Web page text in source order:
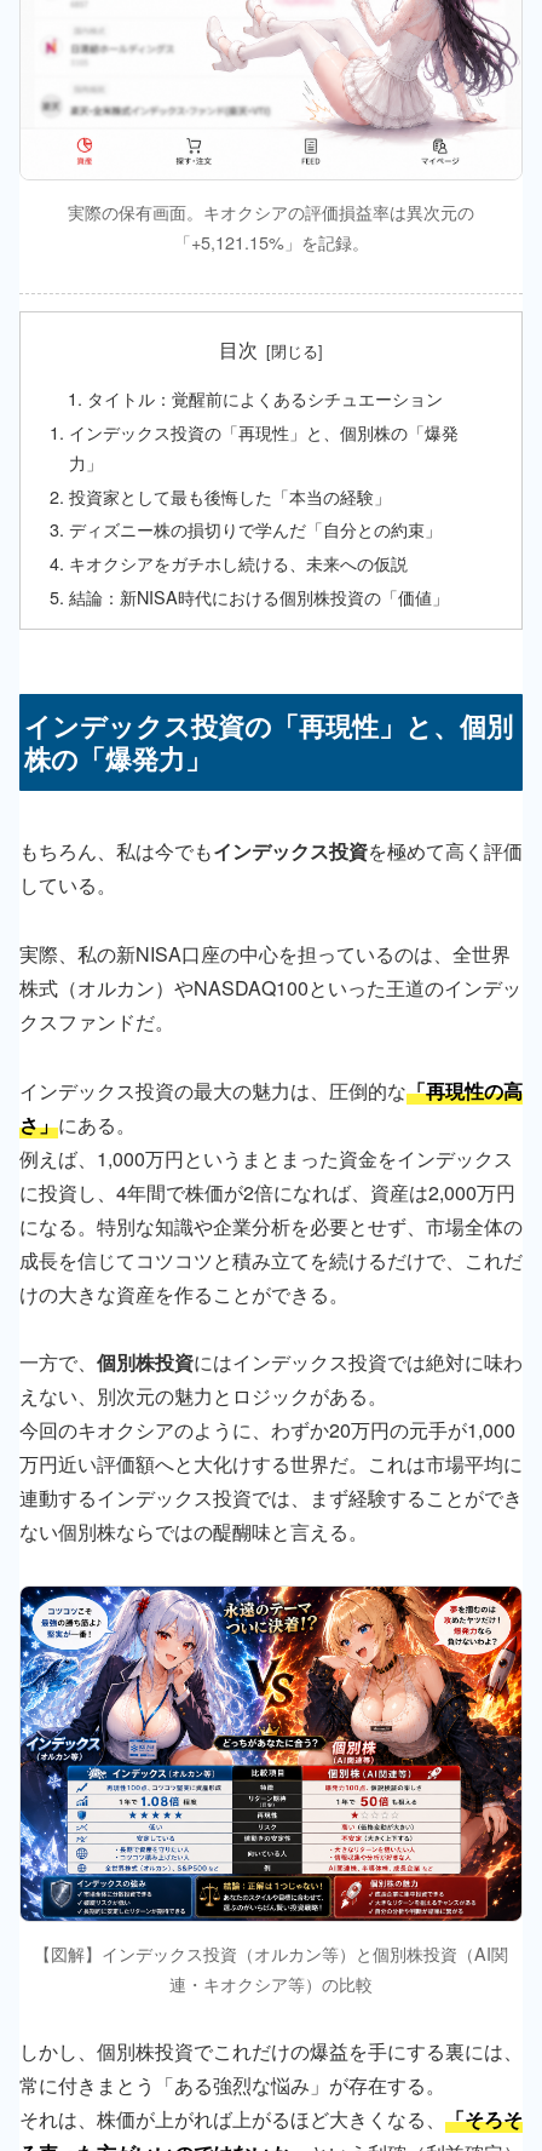
実際の保有画面。キオクシアの評価損益率は異次元の
「+5,121.15%」を記録。
目次
タイトル：覚醒前によくあるシチュエーション
インデックス投資の「再現性」と、個別株の「爆発
力」
投資家として最も後悔した「本当の経験」
ディズニー株の損切りで学んだ「自分との約束」
キオクシアをガチホし続ける、未来への仮説
結論：新NISA時代における個別株投資の「価値」
インデックス投資の「再現性」と、個別
株の「爆発力」
もちろん、私は今でもインデックス投資を極めて高く評価
している。
実際、私の新NISA口座の中心を担っているのは、全世界
株式（オルカン）やNASDAQ100といった王道のインデッ
クスファンドだ。
インデックス投資の最大の魅力は、圧倒的な「再現性の高
さ」にある。
例えば、1,000万円というまとまった資金をインデックス
に投資し、4年間で株価が2倍になれば、資産は2,000万円
になる。特別な知識や企業分析を必要とせず、市場全体の
成長を信じてコツコツと積み立てを続けるだけで、これだ
けの大きな資産を作ることができる。
一方で、 個別株投資にはインデックス投資では絶対に味わ
えない、別次元の魅力とロジックがある。
今回のキオクシアのように、わずか20万円の元手が1,000
万円近い評価額へと大化けする世界だ。これは市場平均に
連動するインデックス投資では、まず経験することができ
ない個別株ならではの醍醐味と言える。
【図解】インデックス投資（オルカン等）と個別株投資（AI関
連・キオクシア等）の比較
しかし、個別株投資でこれだけの爆益を手にする裏には、
常に付きまとう「ある強烈な悩み」が存在する。
それは、株価が上がれば上がるほど大きくなる、 「そろそ